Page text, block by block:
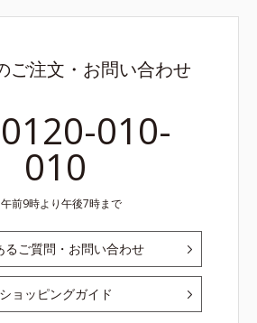
ご注文・お問い合わせ
0120-010-
010
午前9時より午後7時まで
るご質問・お問い合わせ
ショッピングガイド